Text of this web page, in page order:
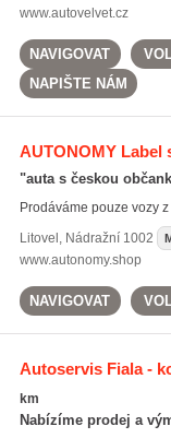
www.autovelvet.cz
NAVIGOVAT
NAPIŠTE NÁM
AUTONOMY Label
"auta s českou
Prodáváme pouze vozy
Litovel , Nádražní 1002
www.autonomy.shop
NAVIGOVAT
Autoservis Fiala -
km
Nabízíme prodej a